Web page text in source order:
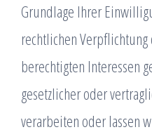
Grundlage Ihrer
rechtlichen
berechtigten Interessen
gesetzlicher oder
verarbeiten oder lassen